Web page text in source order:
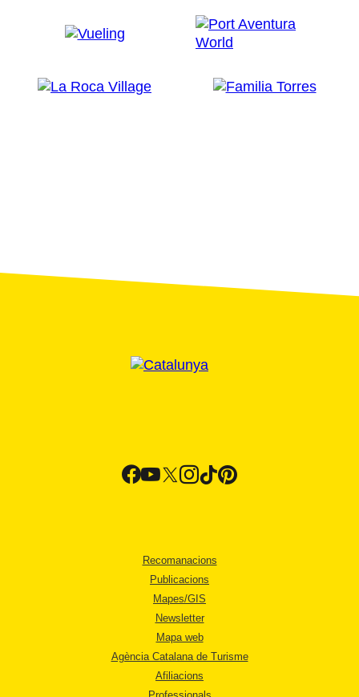
Recomanacions
Publicacions
Mapes/GIS
Newsletter
Mapa web
Agència Catalana de Turisme
Afiliacions